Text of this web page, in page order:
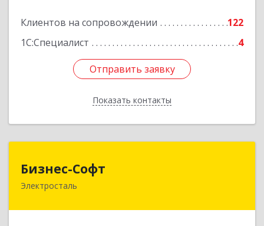
Клиентов на сопровождении
122
1С:Специалист
4
Отправить заявку
Показать контакты
Отправить заявку
Назад
Бизнес-Софт
Электросталь
144000, Московская обл, Электросталь г, Карла